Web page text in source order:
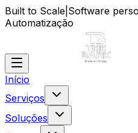
Built to Scale Software
Automatização
Início
Serviços
Soluções